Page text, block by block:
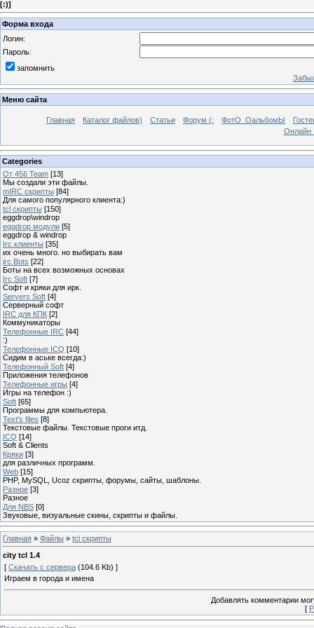
[:)]
Форма входа
Логин:
Пароль:
запомнить
Меню сайта
Главная Каталог файлов) Статьи Форум (: ФотО_ОальбомЫ
Онлайн
Categories
От 456 Team [13]
Мы создали эти файлы.
mIRC скрипты [84]
Для самого популярного клиента:)
tcl скрипты [150]
eggdrop\windrop
eggdrop модули [5]
eggdrop & windrop
Irc клиенты [35]
их очень много. но выбирать вам
irc Bots [22]
Боты на всех возможных основах
Irc Soft [7]
Софт и кряки для ирк.
Servers Soft [4]
Серверный софт
IRC для КПК [2]
Коммуникаторы
Телефонные IRC [44]
:)
Телефонные ICQ [10]
Сидим в аське всегда:)
Телефонный Soft [4]
Приложения телефонов
Телефонные игры [4]
Игры на телефон :)
Soft [65]
Программы для компьютера.
Text's files [8]
Текстовые файлы. Текстовые проги итд.
ICQ [14]
Soft & Clients
Кряки [3]
для различных программ.
Web [15]
PHP, MySQL, Ucoz скрипты, форумы, сайты, шаблоны.
Разное [3]
Разное
Для NBS [0]
Звуковые, визуальные скины, скрипты и файлы.
Главная » Файлы » tcl скрипты
city tcl 1.4
[ Скачать с сервера (104.6 Kb) ]
Играем в города и имена
Добавлять комментарии
[